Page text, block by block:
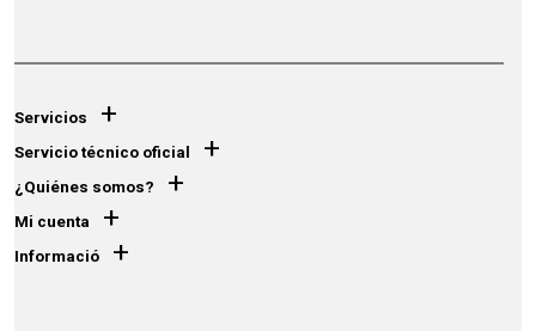
Servicios +
Servicio técnico oficial +
¿Quiénes somos? +
Mi cuenta +
Informació +